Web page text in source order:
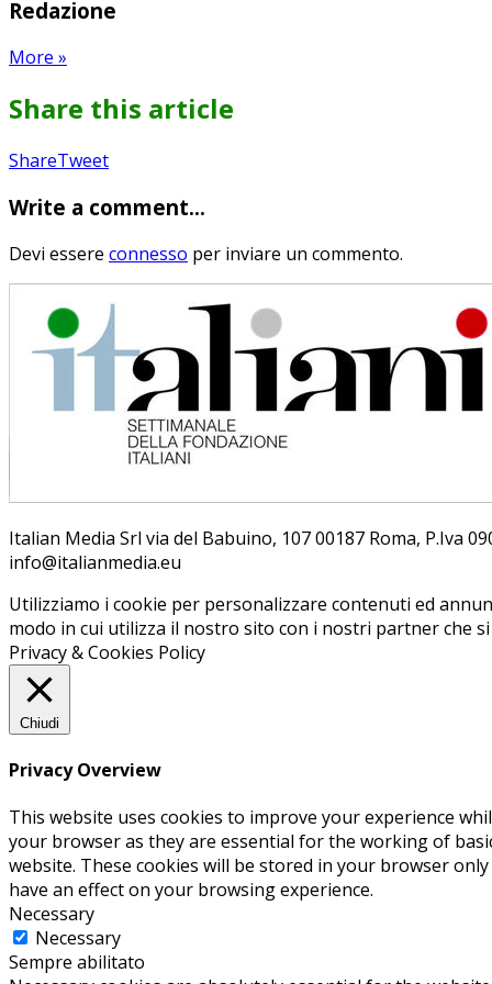
Redazione
More »
Share this article
ShareTweetShare
Google+
Pin
Pinterest
Send
WhatsApp
Write a comment...
Devi essere connesso per inviare un commento.
Ita­lian Me­dia Srl via del Ba­bui­no, 107 00187 Roma, P.Iva
info@ita­lian­me­dia.eu
Utilizziamo i cookie per personalizzare contenuti ed
modo in cui utilizza il nostro sito con i nostri partner che
Privacy & Cookies Policy
Chiudi
Privacy Overview
This website uses cookies to improve your experience
your browser as they are essential for the working of
website. These cookies will be stored in your browser
have an effect on your browsing experience.
Necessary
Necessary
Sempre abilitato